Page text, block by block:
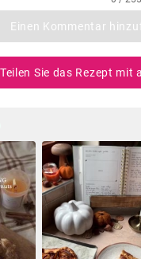
Einen Kommentar
Teilen Sie das Rezept mit